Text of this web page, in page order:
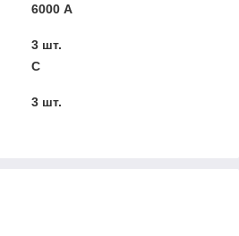
6000 А
3 шт.
C
3 шт.